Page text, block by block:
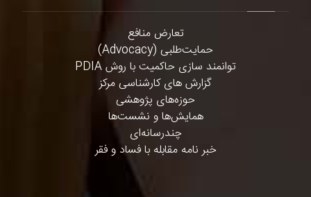
تعارض منافع
حمایت‌طلبی (Advocacy)
توانمند سازی حاکمیت با روش PDIA
گزارش های کارشناسی مرکز
حوزه‌های پژوهشی
همایش‌ها و نشست‌ها
چندرسانه‌ای
خبر نامه مقابله با فساد و فقر